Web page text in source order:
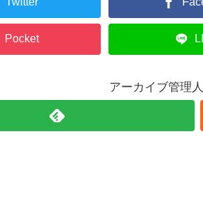
Pocket
アーカイブ管理